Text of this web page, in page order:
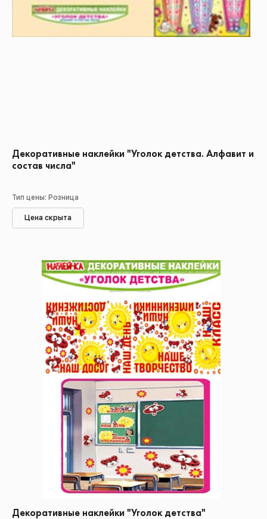
Декоративные наклейки "Уголок детства. Алфавит и
состав числа"
Тип цены: Розница
Цена скрыта
Декоративные наклейки "Уголок детства"